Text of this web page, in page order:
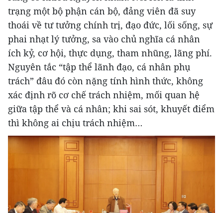
trạng một bộ phận cán bộ, đảng viên đã suy
thoái về tư tưởng chính trị, đạo đức, lối sống, sự
phai nhạt lý tưởng, sa vào chủ nghĩa cá nhân
ích kỷ, cơ hội, thực dụng, tham nhũng, lãng phí.
Nguyên tắc “tập thể lãnh đạo, cá nhân phụ
trách” đâu đó còn nặng tính hình thức, không
xác định rõ cơ chế trách nhiệm, mối quan hệ
giữa tập thể và cá nhân; khi sai sót, khuyết điểm
thì không ai chịu trách nhiệm…